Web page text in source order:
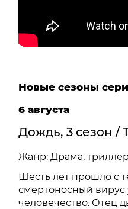
Новые сезоны
6 августа
Дождь, 3 сезон /
Жанр: Драма,
Шесть лет прошло с
смертоносный вирус
человечество. Отец